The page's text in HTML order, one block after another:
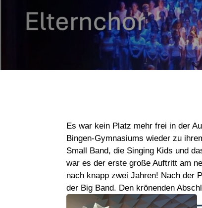
Es war kein Platz mehr frei in der
Bingen-Gymnasiums wieder zu
Small Band, die Singing Kids und
war es der erste große Auftritt am
nach knapp zwei Jahren! Nach der
der Big Band. Den krönenden